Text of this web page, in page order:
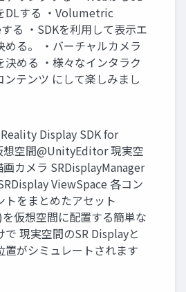
DLする ・Volumetric
る ・SDKを利用して表示エ
める。 ・バーチャルカメラ
決める ・様々なインタラク
ンテンツ にして楽しみまし
Display SDK for
空間@UnityEditor 現実空
画カメラ SRDisplayManager
ViewSpace 各コン
トをまとめたアセット
仮想空間に配置する簡単な
で 現実空間のSR Displayと
置がシミュレートされます